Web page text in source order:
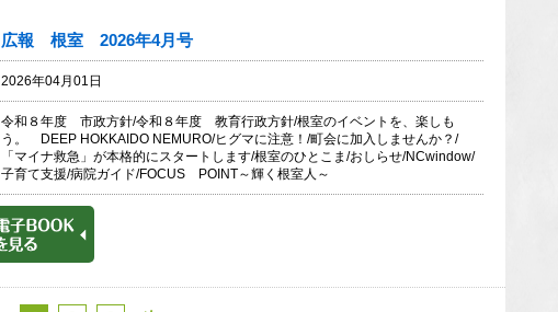
広報 根室 2026年4月号
2026年04月01日
令和８年度 市政方針/令和８年度 教育行政方針/根室のイベントを、楽しも
う。 DEEP HOKKAIDO NEMURO/ヒグマに注意！/町会に加入しませんか？/
「マイナ救急」が本格的にスタートします/根室のひとこま/おしらせ/NCwindow/
子育て支援/病院ガイド/FOCUS POINT～輝く根室人～